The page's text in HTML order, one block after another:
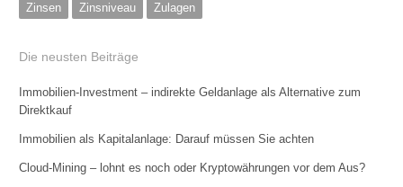
Zinsen
Zinsniveau Zulagen
Die neusten Beiträge
Immobilien-Investment – indirekte Geldanlage als Alternative zum
Direktkauf
Immobilien als Kapitalanlage: Darauf müssen Sie achten
Cloud-Mining – lohnt es noch oder Kryptowährungen vor dem Aus?